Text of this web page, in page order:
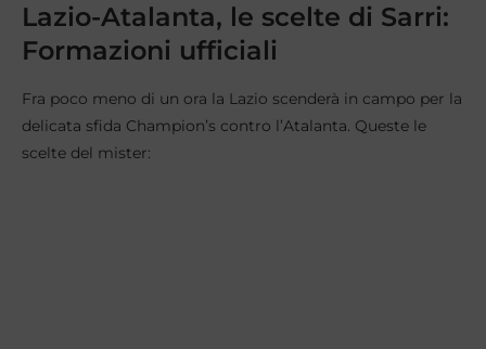
Lazio-Atalanta, le scelte di Sarri:
Formazioni ufficiali
Fra poco meno di un ora la Lazio scenderà in campo per la
delicata sfida Champion’s contro l’Atalanta. Queste le
scelte del mister: